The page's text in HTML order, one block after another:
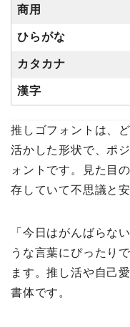
商用
ひらがな
カタカナ
漢字
推しゴフォントは、
活かした形状で、ポ
ォントです。見た目
存していて不思議と
「今日はがんばらな
うな言葉にぴったり
ます。推し活や自己
書体です。